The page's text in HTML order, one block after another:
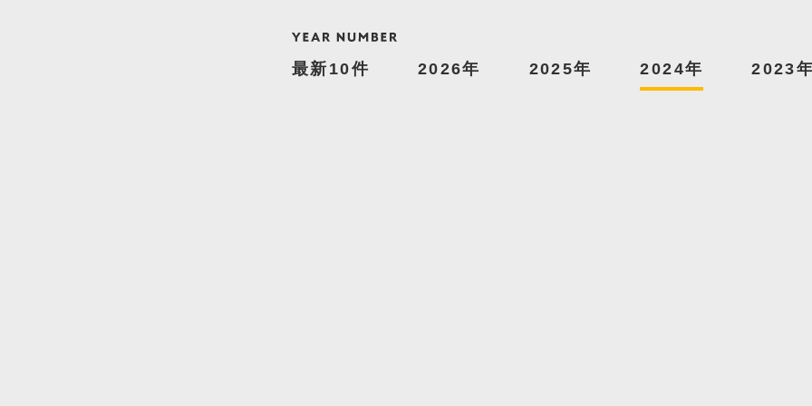
最新10件 2026年 2025年 2024年 2023年